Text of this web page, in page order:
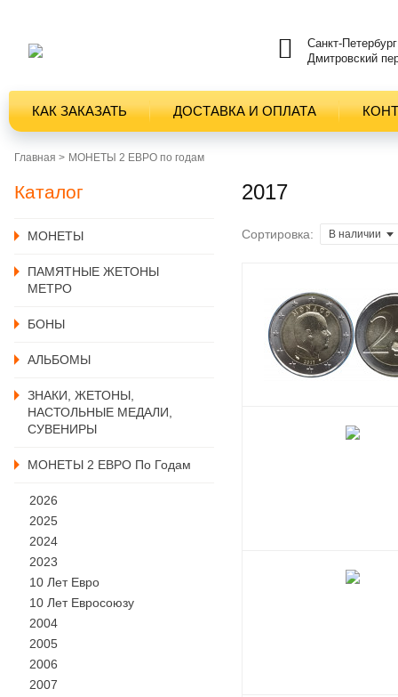
Санкт-Петербург
Дмитровский
КАК ЗАКАЗАТЬ ДОСТАВКА И ОПЛАТА
Главная > МОНЕТЫ 2 ЕВРО по годам
Каталог
MОНЕТЫ
ПАМЯТНЫЕ ЖЕТОНЫ
МЕТРО
БОНЫ
АЛЬБОМЫ
ЗНАКИ, ЖЕТОНЫ,
НАСТОЛЬНЫЕ МЕДАЛИ,
СУВЕНИРЫ
МОНЕТЫ 2 ЕВРО По Годам
2026
2025
2024
2023
10 Лет Евро
10 Лет Евросоюзу
2004
2005
2006
2007
2017
Сортировка: В наличии